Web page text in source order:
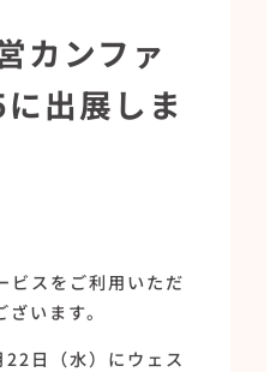
カンファ
出展しま
ビスをご利用いただ
います。
日（水）にウェス